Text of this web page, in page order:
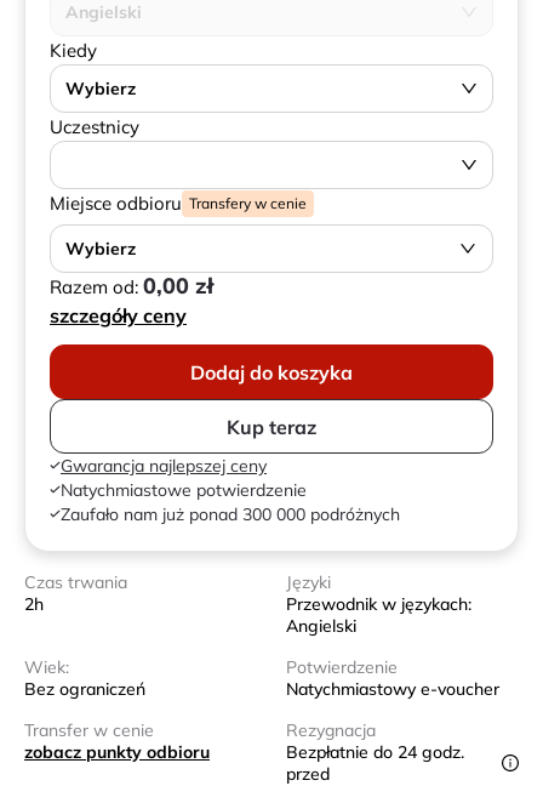
Angielski
Kiedy
Wybierz
Uczestnicy
Miejsce odbioru Transfery w cenie
Wybierz
Razem od: 0,00 zł
szczegóły ceny
Dodaj do koszyka
Kup teraz
Gwarancja najlepszej ceny
Natychmiastowe potwierdzenie
Zaufało nam już ponad 300 000 podróżnych
Czas trwania
2h
Języki
Przewodnik w językach:
Angielski
Wiek:
Bez ograniczeń
Potwierdzenie
Natychmiastowy e-voucher
Transfer w cenie
zobacz punkty odbioru
Rezygnacja
Bezpłatnie do 24 godz.
przed